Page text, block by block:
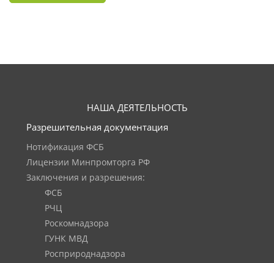
НАША ДЕЯТЕЛЬНОСТЬ
Разрешительная документация
Нотификация ФСБ
Лицензии Минпромторга РФ
Заключения и разрешения:
ФСБ
РЧЦ
Роскомнадзора
ГУНК МВД
Росприроднадзора